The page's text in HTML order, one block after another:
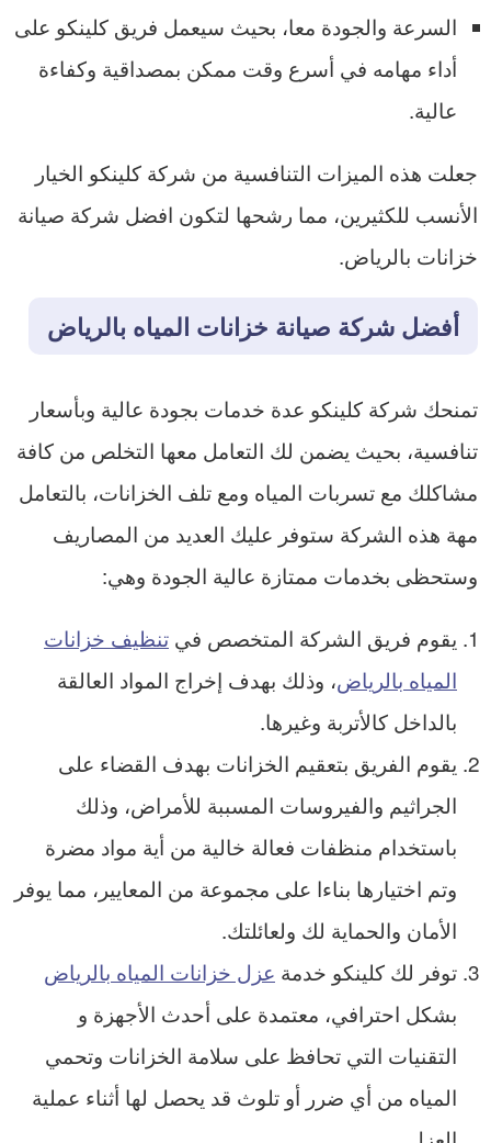
السرعة والجودة معا، بحيث سيعمل فريق كلينكو على
أداء مهامه في أسرع وقت ممكن بمصداقية وكفاءة
عالية.
جعلت هذه الميزات التنافسية من شركة كلينكو الخيار
الأنسب للكثيرين، مما رشحها لتكون افضل شركة صيانة
خزانات بالرياض.
أفضل شركة صيانة خزانات المياه بالرياض
تمنحك شركة كلينكو عدة خدمات بجودة عالية وبأسعار
تنافسية، بحيث يضمن لك التعامل معها التخلص من كافة
مشاكلك مع تسربات المياه ومع تلف الخزانات، بالتعامل
مهة هذه الشركة ستوفر عليك العديد من المصاريف
وستحظى بخدمات ممتازة عالية الجودة وهي:
يقوم فريق الشركة المتخصص في تنظيف خزانات
المياه بالرياض، وذلك بهدف إخراج المواد العالقة
بالداخل كالأتربة وغيرها.
يقوم الفريق بتعقيم الخزانات بهدف القضاء على
الجراثيم والفيروسات المسببة للأمراض، وذلك
باستخدام منظفات فعالة خالية من أية مواد مضرة
وتم اختيارها بناءا على مجموعة من المعايير، مما يوفر
الأمان والحماية لك ولعائلتك.
توفر لك كلينكو خدمة عزل خزانات المياه بالرياض
بشكل احترافي، معتمدة على أحدث الأجهزة و
التقنيات التي تحافظ على سلامة الخزانات وتحمي
المياه من أي ضرر أو تلوث قد يحصل لها أثناء عملية